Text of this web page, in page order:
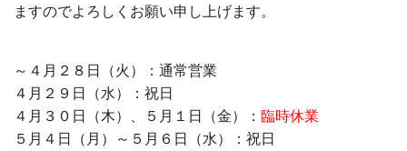
ますのでよろしくお願い申し上げます。
～４月２８日（火）：通常営業
４月２９日（水）：祝日
４月３０日（木）、５月１日（金）： 臨時休業
５月４日（月）～５月６日（水）：祝日